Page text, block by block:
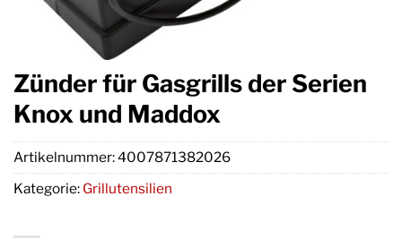
Zünder für Gasgrills der Serien
Knox und Maddox
Artikelnummer:4007871382026
Kategorie: Grillutensilien